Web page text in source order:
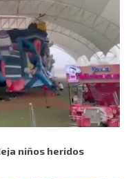
niños heridos